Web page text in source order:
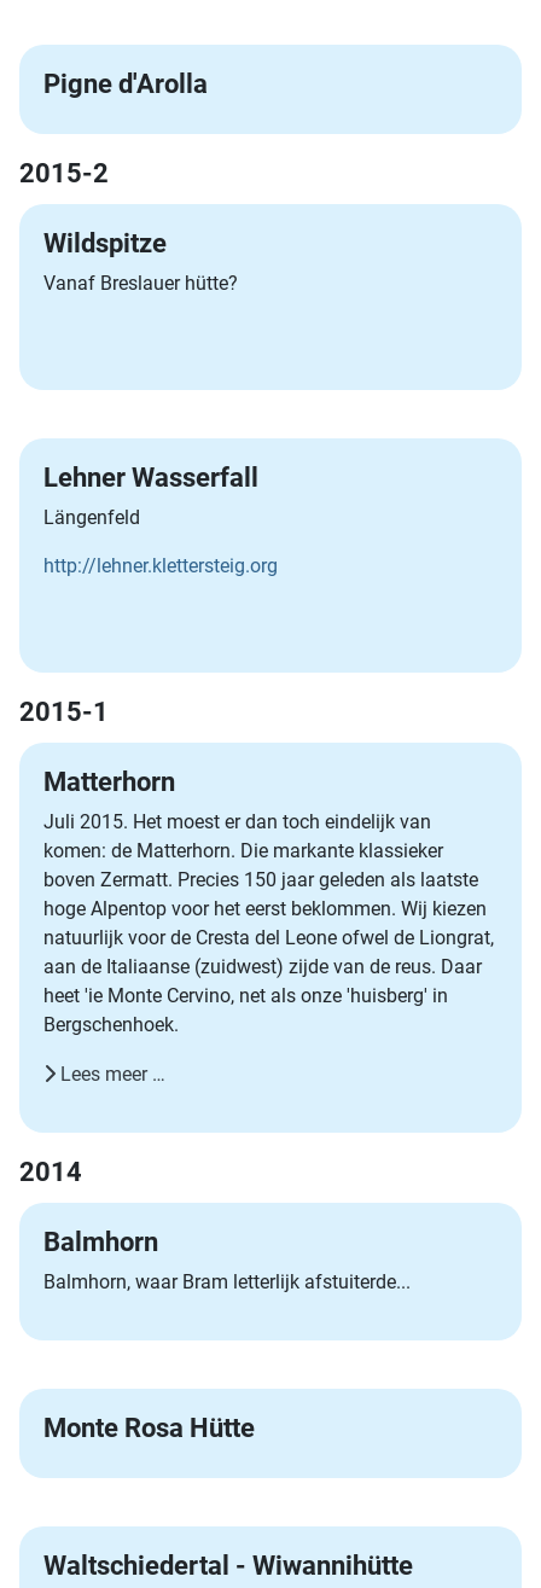
Pigne d'Arolla
2015-2
Wildspitze
Vanaf Breslauer hütte?
Lehner Wasserfall
Längenfeld
http://lehner.klettersteig.org
2015-1
Matterhorn
Juli 2015. Het moest er dan toch eindelijk van
komen: de Matterhorn. Die markante klassieker
boven Zermatt. Precies 150 jaar geleden als laatste
hoge Alpentop voor het eerst beklommen. Wij kiezen
natuurlijk voor de Cresta del Leone ofwel de Liongrat,
aan de Italiaanse (zuidwest) zijde van de reus. Daar
heet 'ie Monte Cervino, net als onze 'huisberg' in
Bergschenhoek.
Lees meer …
2014
Balmhorn
Balmhorn, waar Bram letterlijk afstuiterde...
Monte Rosa Hütte
Waltschiedertal - Wiwannihütte